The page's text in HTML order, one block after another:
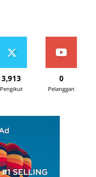
3,913
Pengikut
0
Pelanggan